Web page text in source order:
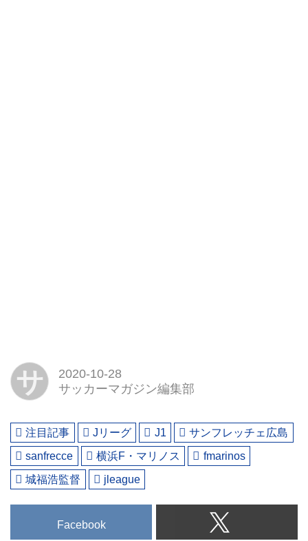
サ
2020-10-28
サッカーマガジン編集部
注目記事 Jリーグ J1
サンフレッチェ広島
sanfrecce
横浜F・マリノス
fmarinos
城福浩監督
jleague
Facebook